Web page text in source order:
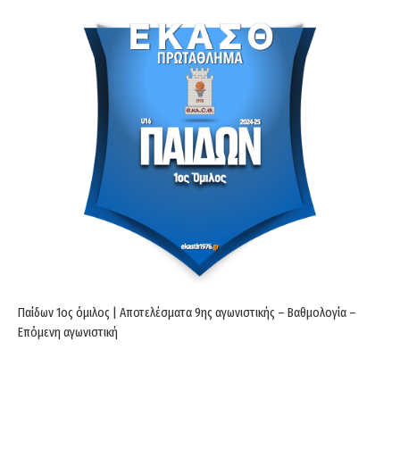
Παίδων 1ος όμιλος | Αποτελέσματα 9ης αγωνιστικής – Βαθμολογία –
Επόμενη αγωνιστική